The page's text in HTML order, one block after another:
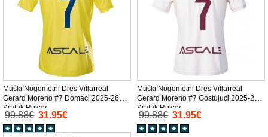
Muški Nogometni Dres Villarreal
Gerard Moreno #7 Domaci 2025-26
Kratak Rukav
99.88€ 31.95€
Muški Nogometni Dres Villarreal
Gerard Moreno #7 Gostujuci 2025-26
Kratak Rukav
99.88€ 31.95€